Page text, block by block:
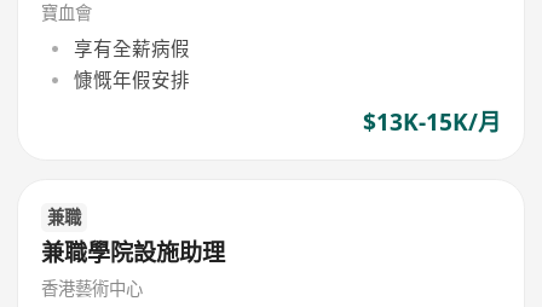
寶血會
享有全薪病假
慷慨年假安排
$13K-15K/月
兼職
兼職學院設施助理
香港藝術中心